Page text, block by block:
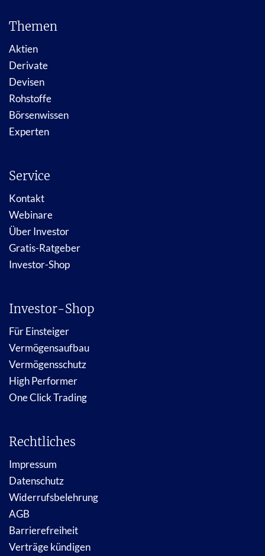
Themen
Aktien
Derivate
Devisen
Rohstoffe
Börsenwissen
Experten
Service
Kontakt
Webinare
Über Investor
Gratis-Ratgeber
Investor-Shop
Investor-Shop
Für Einsteiger
Vermögensaufbau
Vermögensschutz
High Performer
One Click Trading
Rechtliches
Impressum
Datenschutz
Widerrufsbelehrung
AGB
Barrierefreiheit
Verträge kündigen